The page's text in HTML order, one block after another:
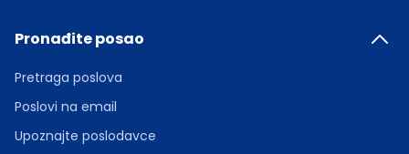
Pronađite posao
Pretraga poslova
Poslovi na email
Upoznajte poslodavce